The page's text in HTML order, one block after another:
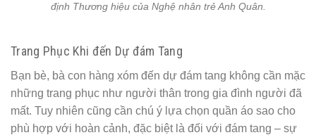
định Thương hiệu của Nghệ nhân trẻ Anh Quân.
Trang Phục Khi đến Dự đám Tang
Bạn bè, bà con hàng xóm đến dự đám tang không cần mặc
những trang phục như người thân trong gia đình người đã
mất. Tuy nhiên cũng cần chú ý lựa chọn quần áo sao cho
phù hợp với hoàn cảnh, đặc biệt là đối với đám tang – sự